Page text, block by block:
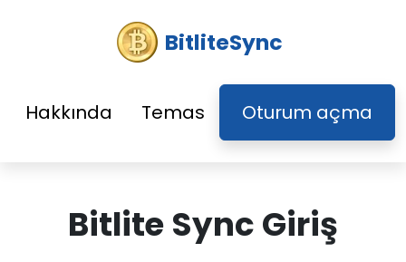
BitliteSync
Hakkında Temas Oturum açma
Bitlite Sync Giriş